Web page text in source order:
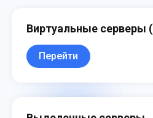
Виртуальные серверы
Перейти